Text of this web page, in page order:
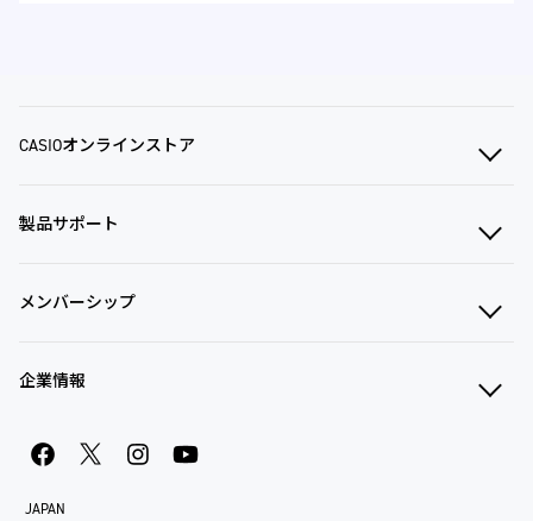
CASIOオンラインストア
製品サポート
メンバーシップ
企業情報
JAPAN